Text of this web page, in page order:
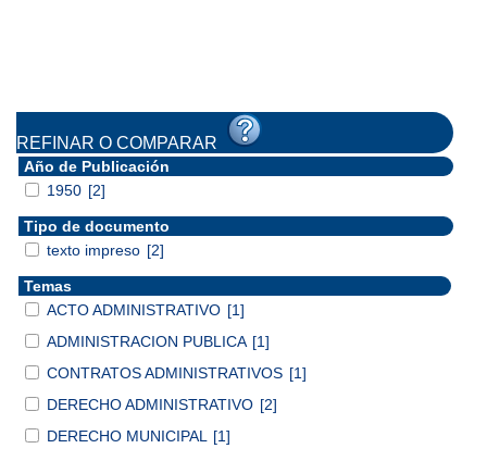
REFINAR O COMPARAR
Año de Publicación
1950 [2]
Tipo de documento
texto impreso [2]
Temas
ACTO ADMINISTRATIVO [1]
ADMINISTRACION PUBLICA [1]
CONTRATOS ADMINISTRATIVOS [1]
DERECHO ADMINISTRATIVO [2]
DERECHO MUNICIPAL
[1]